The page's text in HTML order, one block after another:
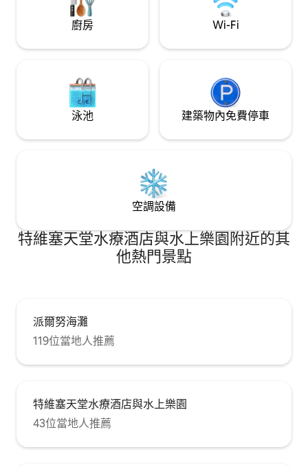
廚房 Wi-Fi
泳池 建築物內免費停車
空調設備
特維塞天堂水療酒店與水上樂園附近的其
他熱門景點
派爾努海灘
119位當地人推薦
特維塞天堂水療酒店與水上樂園
43位當地人推薦